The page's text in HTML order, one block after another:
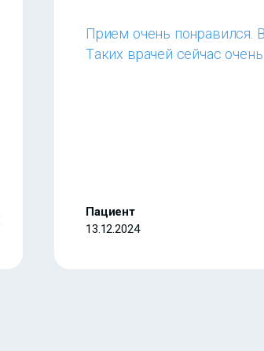
Прием очень понравился.
Таких врачей сейчас
Пациент
13.12.2024